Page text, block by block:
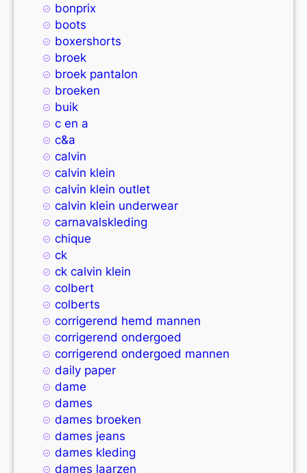
bonprix
boots
boxershorts
broek
broek pantalon
broeken
buik
c en a
c&a
calvin
calvin klein
calvin klein outlet
calvin klein underwear
carnavalskleding
chique
ck
ck calvin klein
colbert
colberts
corrigerend hemd mannen
corrigerend ondergoed
corrigerend ondergoed mannen
daily paper
dame
dames
dames broeken
dames jeans
dames kleding
dames laarzen